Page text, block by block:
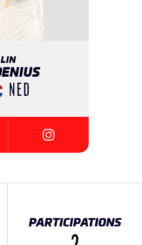
LIN
NED
PARTICIPATIONS